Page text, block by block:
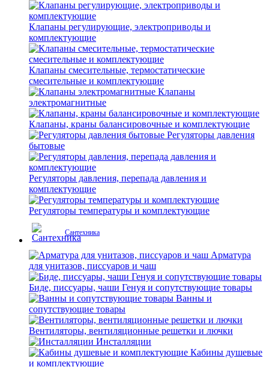
Клапаны регулирующие, электроприводы и
комплектующие
Клапаны смесительные, термостатические
смесительные и комплектующие
Клапаны
электромагнитные
Клапаны, краны балансировочные и комплектующие
Регуляторы давления
бытовые
Регуляторы давления, перепада давления и
комплектующие
Регуляторы температуры и комплектующие
Сантехника
Арматура
для унитазов, писсуаров и чаш
Биде, писсуары, чаши Генуя и сопутствующие товары
Ванны и
сопутствующие товары
Вентиляторы, вентиляционные решетки и лючки
Инсталляции
Кабины душевые
и комплектующие